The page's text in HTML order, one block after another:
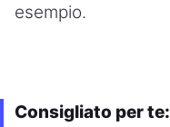
esempio.
Consigliato per te: